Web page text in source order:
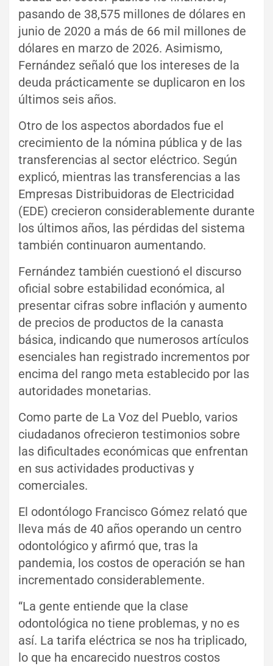
pasando de 38,575 millones de dólares en
junio de 2020 a más de 66 mil millones de
dólares en marzo de 2026. Asimismo,
Fernández señaló que los intereses de la
deuda prácticamente se duplicaron en los
últimos seis años.
Otro de los aspectos abordados fue el
crecimiento de la nómina pública y de las
transferencias al sector eléctrico. Según
explicó, mientras las transferencias a las
Empresas Distribuidoras de Electricidad
(EDE) crecieron considerablemente durante
los últimos años, las pérdidas del sistema
también continuaron aumentando.
Fernández también cuestionó el discurso
oficial sobre estabilidad económica, al
presentar cifras sobre inflación y aumento
de precios de productos de la canasta
básica, indicando que numerosos artículos
esenciales han registrado incrementos por
encima del rango meta establecido por las
autoridades monetarias.
Como parte de La Voz del Pueblo, varios
ciudadanos ofrecieron testimonios sobre
las dificultades económicas que enfrentan
en sus actividades productivas y
comerciales.
El odontólogo Francisco Gómez relató que
lleva más de 40 años operando un centro
odontológico y afirmó que, tras la
pandemia, los costos de operación se han
incrementado considerablemente.
“La gente entiende que la clase
odontológica no tiene problemas, y no es
así. La tarifa eléctrica se nos ha triplicado,
lo que ha encarecido nuestros costos